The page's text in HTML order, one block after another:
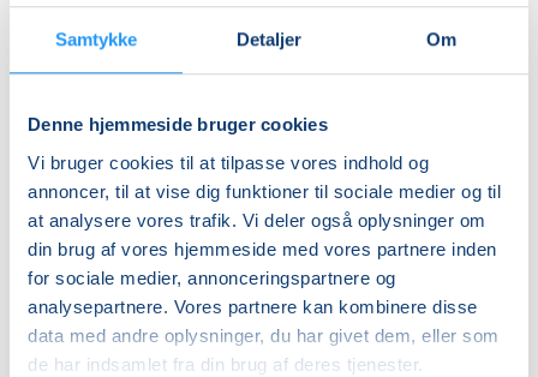
Samtykke Detaljer Om
Denne hjemmeside bruger cookies
Vi bruger cookies til at tilpasse vores indhold og
annoncer, til at vise dig funktioner til sociale medier og til
at analysere vores trafik. Vi deler også oplysninger om
din brug af vores hjemmeside med vores partnere inden
for sociale medier, annonceringspartnere og
analysepartnere. Vores partnere kan kombinere disse
data med andre oplysninger, du har givet dem, eller som
de har indsamlet fra din brug af deres tjenester.
Priser
+8 år - ekstra kun iflg
med voksen
DKK 70,00
Info
Nummer
462390